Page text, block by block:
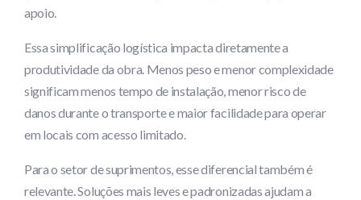
apoio.
Essa simplificação logística impacta diretamente a
produtividade da obra. Menos peso e menor complexidade
significam menos tempo de instalação, menor risco de
danos durante o transporte e maior facilidade para operar
em locais com acesso limitado.
Para o setor de suprimentos, esse diferencial também é
relevante. Soluções mais leves e padronizadas ajudam a